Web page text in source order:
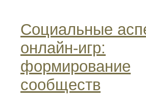
Социальные
онлайн‑игр:
формирование
сообществ